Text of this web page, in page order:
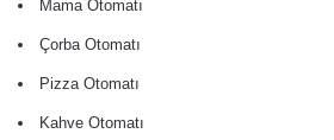
Mama Otomatı
Çorba Otomatı
Pizza Otomatı
Kahve Otomatı